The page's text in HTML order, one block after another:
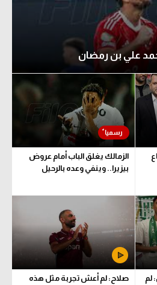
علي بن رمضان
الزمالك يغلق الباب أمام عروض
بيزيرا.. وينفي وعده بالرحيل
لم
صلاح: لم أعش تجربة مثل هذه